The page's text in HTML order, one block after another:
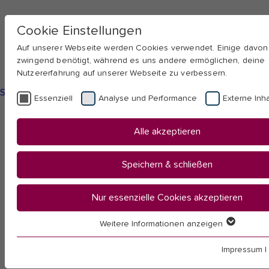
Skip to main navigation Skip to page footer
You
here:
Startseite
Fakultäten & Institute
Humanwissenschaften
Cookie Einstellungen
Auf unserer Webseite werden Cookies verwendet. Einige
zwingend benötigt, während es uns andere ermöglichen, deine
Nutzererfahrung auf unserer Webseite zu verbessern.
Essenziell Analyse und Performance Externe
Alle akzeptieren
Speichern & schließen
Nur essenzielle Cookies akzeptieren
Essenzielle Cookies werden für grundlegende Funktionen der
Weitere Informationen anzeigen
Impressum